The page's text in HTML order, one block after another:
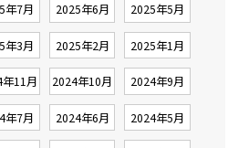
年7月 2025年6月 2025年5月
年3月 2025年2月 2025年1月
11月 2024年10月 2024年9月
年7月 2024年6月 2024年5月